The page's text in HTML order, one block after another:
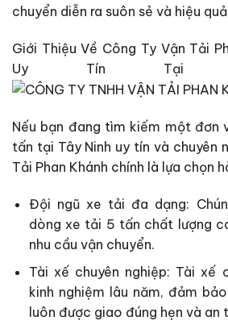
chuyển diễn ra suôn sẻ và hiệu
Giới Thiệu Về Công Ty Vận Tải
Uy Tín Tại
Nếu bạn đang tìm kiếm một đơn
tấn tại Tây Ninh uy tín và chuyên
Tải Phan Khánh chính là lựa chọn
Đội ngũ xe tải đa dạng:
dòng xe tải 5 tấn chất lượng
nhu cầu vận chuyển.
Tài xế chuyên nghiệp: Tài xế
kinh nghiệm lâu năm, đảm
luôn được giao đúng hẹn và an